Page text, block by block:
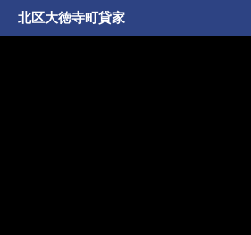
北区大徳寺町貸家